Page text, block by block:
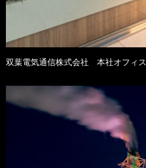
双葉電気通信株式会社 本社オフィス